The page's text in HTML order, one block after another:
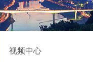
视频中心